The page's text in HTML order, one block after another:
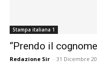
Stampa italiana 1
“Prendo il
Redazione Sir - 31 Dicembre